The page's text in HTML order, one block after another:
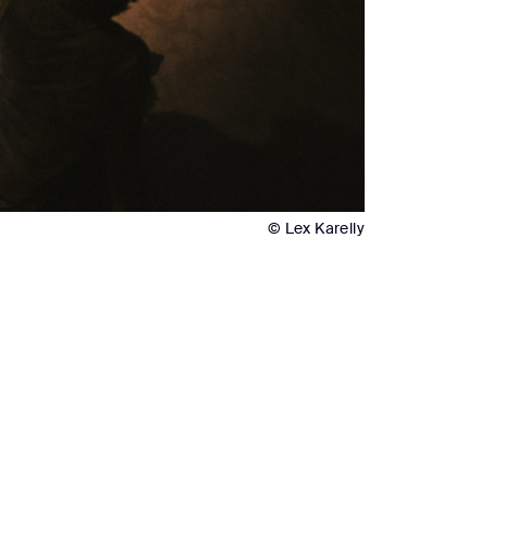
© Lex Karelly